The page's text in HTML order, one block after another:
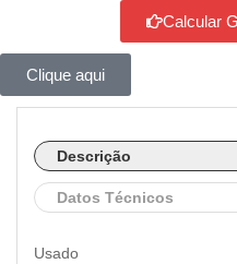
Calcular
Clique aqui
Descrição
Datos Técnicos
Usado